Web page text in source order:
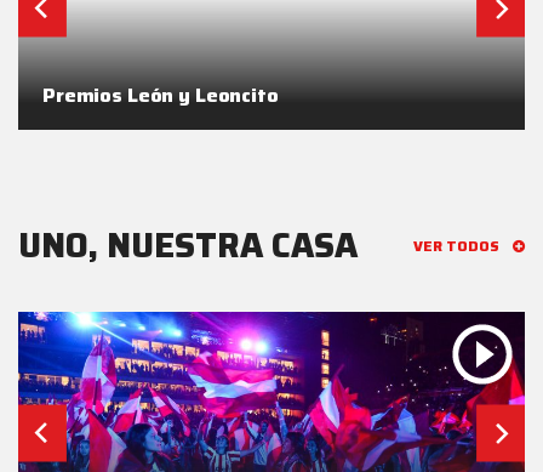
Premios León y Leoncito
UNO, NUESTRA CASA VER TODOS